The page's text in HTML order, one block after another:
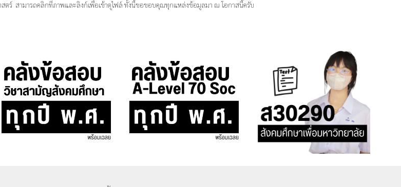
สตร์ สามารถคลิกที่ภาพและลิงก์เพื่อเข้าดูไฟล์ ทั้งนี้ขอขอบคุณทุกแหล่งข้อมูลมา ณ โอกาสนี้ครับ